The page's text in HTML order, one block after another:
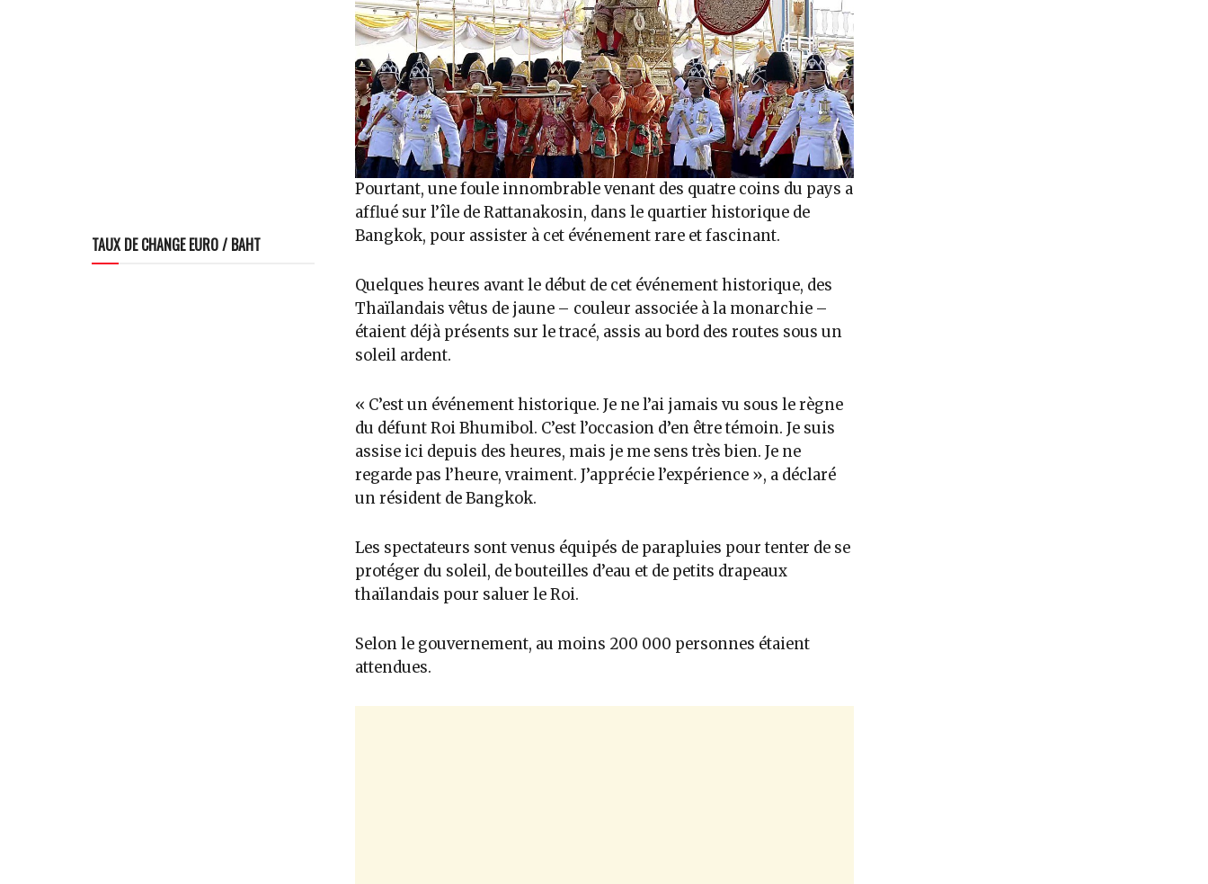
Pourtant, une foule innombrable venant des quatre coins du pays a
afflué sur l’île de Rattanakosin, dans le quartier historique de
Bangkok, pour assister à cet événement rare et fascinant.
Quelques heures avant le début de cet événement historique, des
Thaïlandais vêtus de jaune – couleur associée à la monarchie –
étaient déjà présents sur le tracé, assis au bord des routes sous un
soleil ardent.
« C’est un événement historique. Je ne l’ai jamais vu sous le règne
du défunt Roi Bhumibol. C’est l’occasion d’en être témoin. Je suis
assise ici depuis des heures, mais je me sens très bien. Je ne
regarde pas l’heure, vraiment. J’apprécie l’expérience », a déclaré
un résident de Bangkok.
Les spectateurs sont venus équipés de parapluies pour tenter de se
protéger du soleil, de bouteilles d’eau et de petits drapeaux
thaïlandais pour saluer le Roi.
Selon le gouvernement, au moins 200 000 personnes étaient
attendues.
TAUX DE CHANGE EURO / BAHT